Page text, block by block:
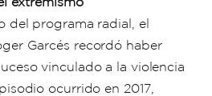
del programa radial, el
Garcés recordó haber
vinculado a la violencia
ocurrido en 2017,